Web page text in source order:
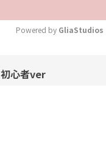
Powered by GliaStudios
初心者ver